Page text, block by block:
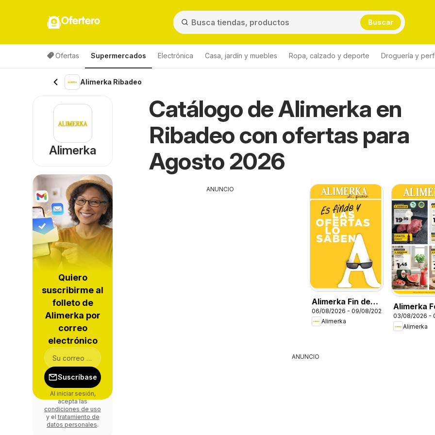
Ofertero Buscar
Ofertas Supermercados Electrónica Casa, jardín y muebles Ropa, calzado y deporte Droguería y
Alimerka Ribadeo
Catálogo de Alimerka en
Ribadeo con ofertas para
Agosto 2026
ANUNCIO
Alimerka Fin de
semana
06/08/2026 - 09/08/2026
Alimerka
Alimerka
03/08/2026 -
Alimerka
ANUNCIO
Alimerka
Quiero
suscribirme al
folleto de
Alimerka por
correo
electrónico
Suscríbase
Al iniciar sesión,
acepta las
condiciones de uso
y el tratamiento de
datos personales.